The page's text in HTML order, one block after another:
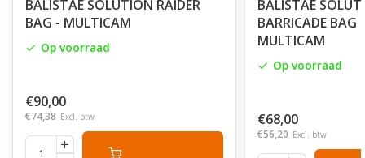
BALISTAE SOLUTION RAIDER
BAG - MULTICAM
Op voorraad
€90,00
€74,38 Excl. btw
BALISTAE
BARRICADE BAG
MULTICAM
Op voorraad
€68,00
€56,20 Excl. btw